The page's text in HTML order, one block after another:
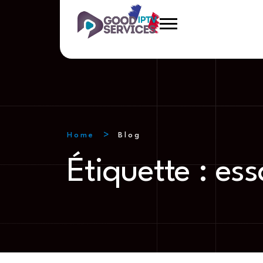
Home Blog
Étiquette :